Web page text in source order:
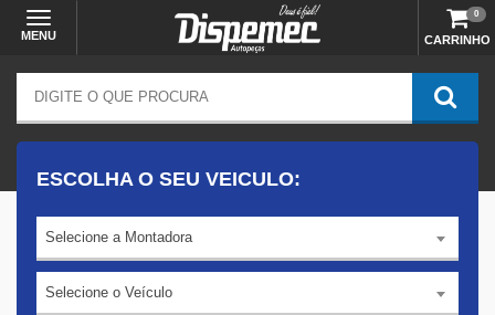
MENU CARRINHO
0
ESCOLHA O SEU VEICULO:
Selecione a Montadora
Selecione o Veículo